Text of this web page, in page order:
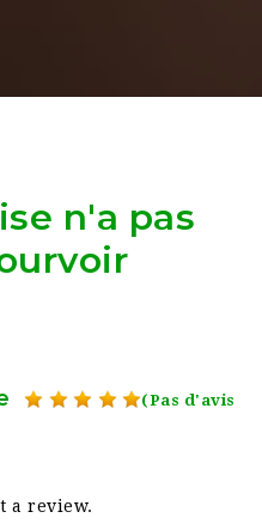
n'a pas
(Pas d'avis
a review.